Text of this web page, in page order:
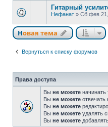
Гитарный
Нефанат » Сб фев
Новая тема
Вернуться к списку форумов
Права доступа
Вы не можете
Вы не можете
Вы не можете
Вы не можете удалять
Вы не можете